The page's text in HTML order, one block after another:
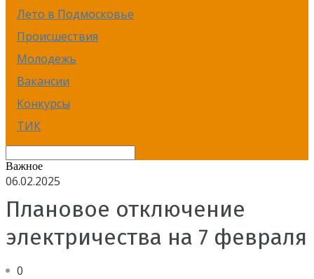
Лето в Подмосковье
Происшествия
Молодежь
Вакансии
Конкурсы
ТИК
Важное
06.02.2025
Плановое отключение
электричества на 7 февраля
0